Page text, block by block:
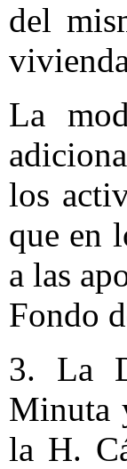
del
La
los
que en
a las
Fondo
3. La
Minuta
la H.